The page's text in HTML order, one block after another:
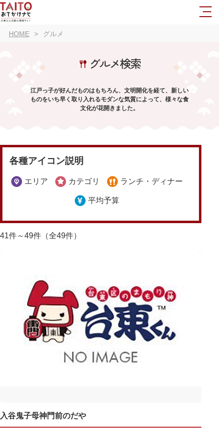
HOME グルメ
グルメ検索
江戸っ子が好んだものはもちろん、文明開化を経て、新しい
ものをいち早く取り入れるモダンな気質によって、様々な食
文化が花開きました。
各種アイコン説明
エリア カテゴリ ランチ・ディナー
平均予算
41件～49件（全49件）
入谷鬼子母神門前のだや